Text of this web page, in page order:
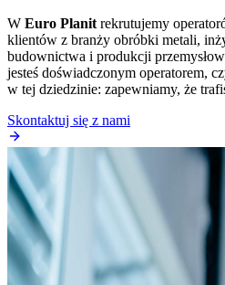
W Euro Planit rekrutujemy
klientów z branży obróbki metali,
budownictwa i produkcji
jesteś doświadczonym operatorem,
w tej dziedzinie: zapewniamy, że
Skontaktuj się z nami